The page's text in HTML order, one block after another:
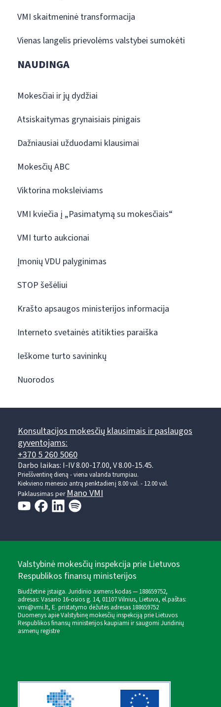
VMI skaitmeninė transformacija
Vienas langelis prievolėms valstybei sumokėti
NAUDINGA
Mokesčiai ir jų dydžiai
Atsiskaitymas grynaisiais pinigais
Dažniausiai užduodami klausimai
Mokesčių ABC
Viktorina moksleiviams
VMI kviečia į „Pasimatymą su mokesčiais“
VMI turto aukcionai
Įmonių VDU palyginimas
STOP šešėliui
Krašto apsaugos ministerijos informacija
Interneto svetainės atitikties paraiška
Ieškome turto savininkų
Nuorodos
Konsultacijos mokesčių klausimais ir paslaugos
gyventojams:
+370 5 260 5060
Darbo laikas: I-IV 8.00-17.00, V 8.00-15.45.
Prieššventinę dieną - viena valanda trumpiau.
Kiekvieno mėnesio antrą penktadienį 8.00 val. - 12.00 val.
Paklausimas perMano VMI
Valstybinė mokesčių inspekcija prie Lietuvos
Respublikos finansų ministerijos
Biudžetinė įstaiga. Juridinio asmens kodas — 188659752,
adresas: Vasario 16-osios g. 14, 01107 Vilnius, Lietuva, el.paštas:
vmi@vmi.lt, E. pristatymo dėžutės adresas 188659752
Duomenys apie Valstybinę mokesčių inspekciją prie Lietuvos
Respublikos finansų ministerijos kaupiami ir saugomi Juridinių
asmenų registre